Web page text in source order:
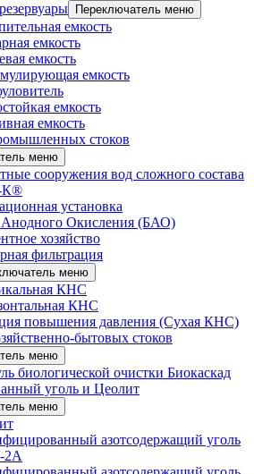
Переключатель меню
емкость
емкость
емкость
емкость
емкость
емкость
стоков
меню
сооружения вод сложного состава
К®
установка
Окисления (БАО)
хозяйство
фильтрация
меню
КНС
КНС
повышения давления (Сухая КНС)
бытовых стоков
меню
биологической очистки Биокаскад
уголь и Цеолит
меню
азотсодержащий уголь